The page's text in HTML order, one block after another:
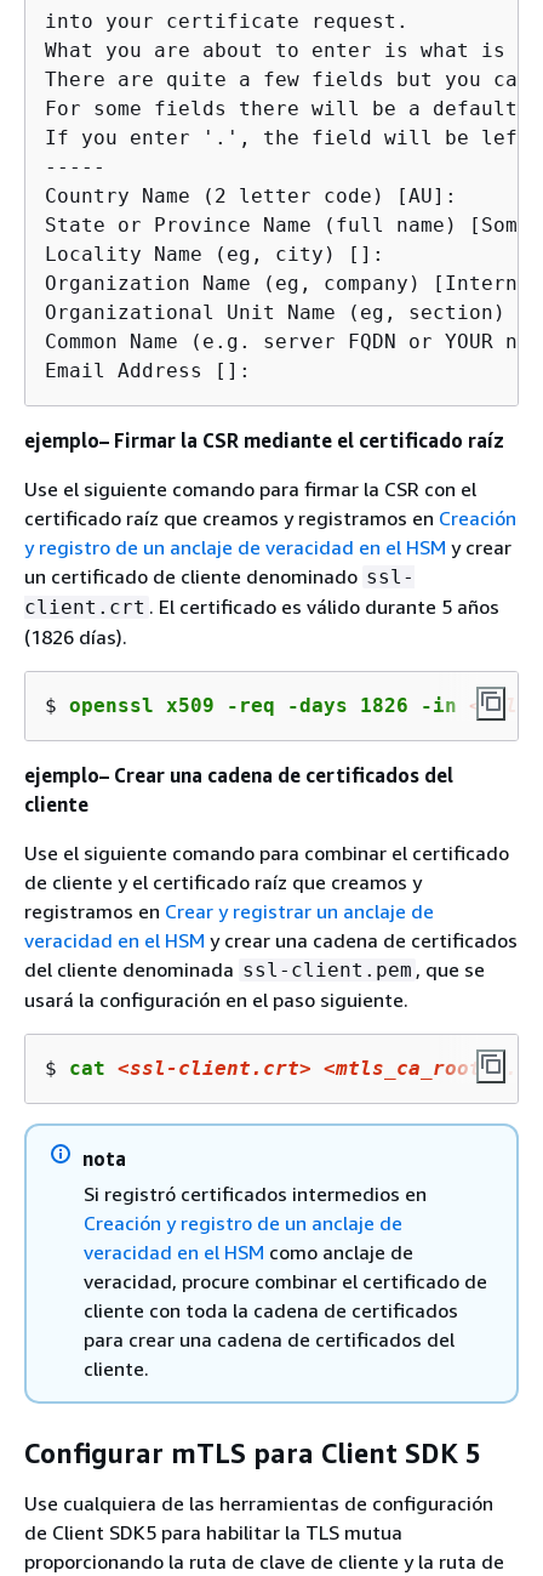
into your certificate request.
What you are about to enter is what is
There are quite a few fields but you can
For some fields there will be a default
If you enter '.', the field will be left
-----
Country Name (2 letter code) [AU]:
State or Province Name (full name)
Locality Name (eg, city) []:
Organization Name (eg, company)
Organizational Unit Name (eg, section)
Common Name (e.g. server FQDN or YOUR
Email Address []:
ejemplo– Firmar la CSR mediante el certificado raíz
Use el siguiente comando para firmar la CSR con el
certificado raíz que creamos y registramos en Creación
y registro de un anclaje de veracidad en el HSM y crear
un certificado de cliente denominado ssl-
client.crt . El certificado es válido durante 5 años
(1826 días).
$ openssl x509 -req -days 1826 -in <ssl-
ejemplo– Crear una cadena de certificados del
cliente
Use el siguiente comando para combinar el certificado
de cliente y el certificado raíz que creamos y
registramos en Crear y registrar un anclaje de
veracidad en el HSM y crear una cadena de certificados
del cliente denominada ssl-client.pem , que se
usará la configuración en el paso siguiente.
$ cat <ssl-client.crt>
nota
Si registró certificados intermedios en
Creación y registro de un anclaje de
veracidad en el HSM como anclaje de
veracidad, procure combinar el certificado de
cliente con toda la cadena de certificados
para crear una cadena de certificados del
cliente.
Configurar mTLS para Client SDK 5
Use cualquiera de las herramientas de configuración
de Client SDK5 para habilitar la TLS mutua
proporcionando la ruta de clave de cliente y la ruta de